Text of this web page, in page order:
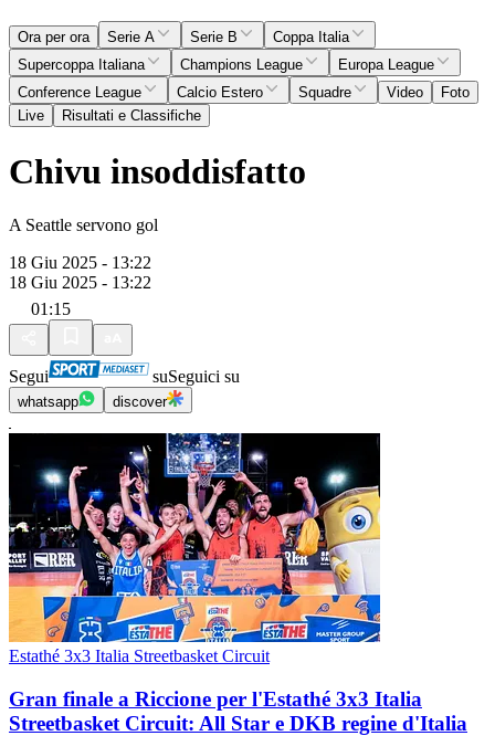
Ora per ora Serie A Serie B
Coppa Italia
Supercoppa Italiana
Champions League
Europa League
Conference League
Calcio Estero Squadre Video
Foto
Live
Risultati e Classifiche
Chivu insoddisfatto
A Seattle servono gol
18 Giu 2025 - 13:22
18 Giu 2025 - 13:22
01:15
Segui suSeguici su
whatsapp discover
Estathé 3x3 Italia Streetbasket Circuit
Gran finale a Riccione per l'Estathé 3x3 Italia
Streetbasket Circuit: All Star e DKB regine d'Italia